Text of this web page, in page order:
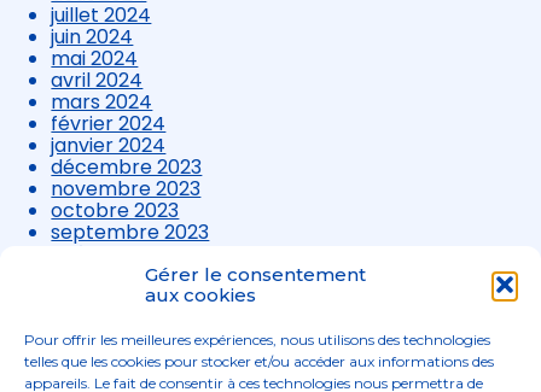
Gérer le consentement
aux cookies
Pour offrir les meilleures expériences, nous utilisons des technologies
telles que les cookies pour stocker et/ou accéder aux informations des
appareils. Le fait de consentir à ces technologies nous permettra de
juillet 2024
juin 2024
mai 2024
avril 2024
mars 2024
février 2024
janvier 2024
décembre 2023
novembre 2023
octobre 2023
septembre 2023
août 2023
juillet 2023
avril 2023
mars 2023